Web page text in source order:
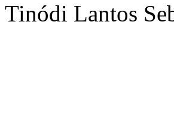
Tinódi Lantos